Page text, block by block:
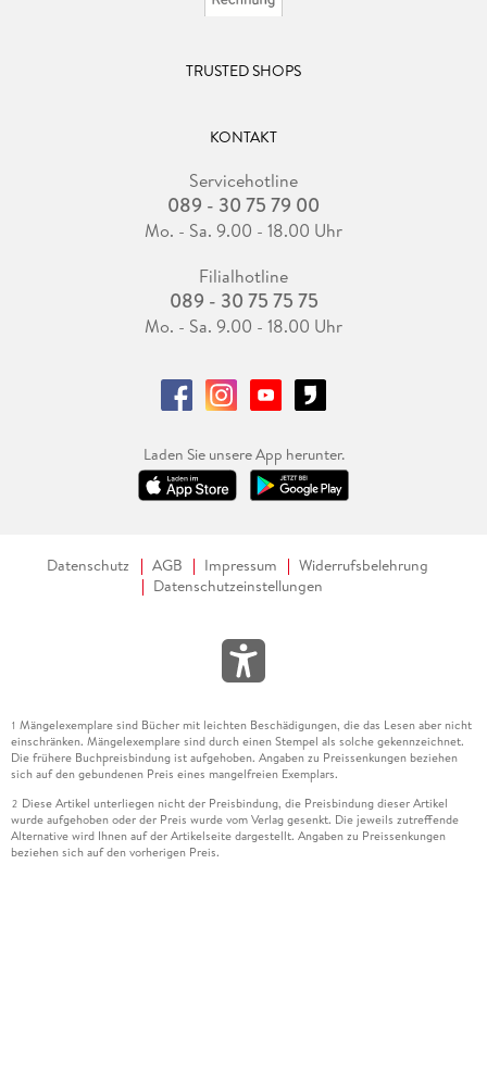
TRUSTED SHOPS
KONTAKT
Servicehotline
089 - 30 75 79 00
Mo. - Sa. 9.00 - 18.00 Uhr
Filialhotline
089 - 30 75 75 75
Mo. - Sa. 9.00 - 18.00 Uhr
Laden Sie unsere App herunter.
Datenschutz AGB Impressum
Widerrufsbelehrung
Datenschutzeinstellungen
1 Mängelexemplare sind Bücher mit leichten Beschädigungen, die das Lesen aber nicht
einschränken. Mängelexemplare sind durch einen Stempel als solche gekennzeichnet.
Die frühere Buchpreisbindung ist aufgehoben. Angaben zu Preissenkungen beziehen
sich auf den gebundenen Preis eines mangelfreien Exemplars.
2 Diese Artikel unterliegen nicht der Preisbindung, die Preisbindung dieser Artikel
wurde aufgehoben oder der Preis wurde vom Verlag gesenkt. Die jeweils zutreffende
Alternative wird Ihnen auf der Artikelseite dargestellt. Angaben zu Preissenkungen
beziehen sich auf den vorherigen Preis.